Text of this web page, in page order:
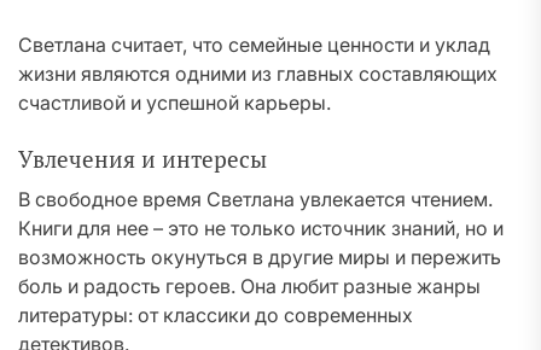
Светлана считает, что семейные ценности и уклад
жизни являются одними из главных составляющих
счастливой и успешной карьеры.
Увлечения и интересы
В свободное время Светлана увлекается чтением.
Книги для нее – это не только источник знаний, но и
возможность окунуться в другие миры и пережить
боль и радость героев. Она любит разные жанры
литературы: от классики до современных
детективов.